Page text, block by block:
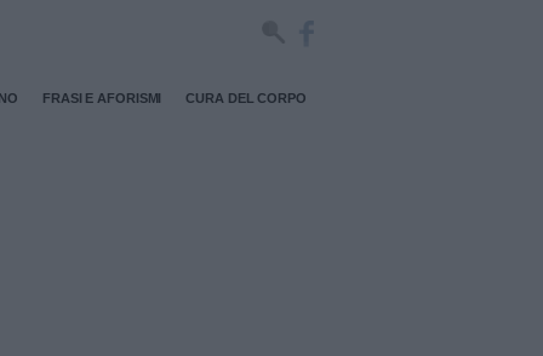
FRASI E AFORISMI CURA DEL CORPO